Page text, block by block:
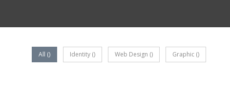
All () Identity () Web Design () Graphic ()